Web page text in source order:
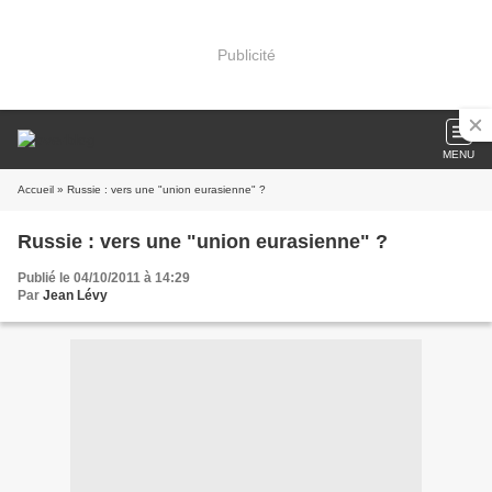
Publicité
MENU
Accueil » Russie : vers une "union eurasienne" ?
Russie : vers une "union eurasienne" ?
Publié le 04/10/2011 à 14:29
Par Jean Lévy